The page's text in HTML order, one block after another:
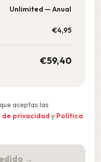
Unlimited — Anual
€4,95
€59,40
aceptas las
de privacidad y Política
→